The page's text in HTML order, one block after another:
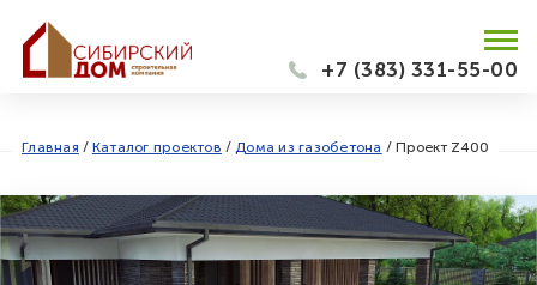
+7 (383) 331-55-00
Главная / Каталог проектов / Дома из газобетона / Проект Z400